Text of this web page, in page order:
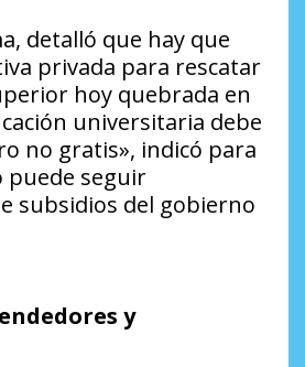
detalló que hay que
privada para rescatar
hoy quebrada en
universitaria debe
no gratis», indicó para
puede seguir
subsidios del gobierno
y